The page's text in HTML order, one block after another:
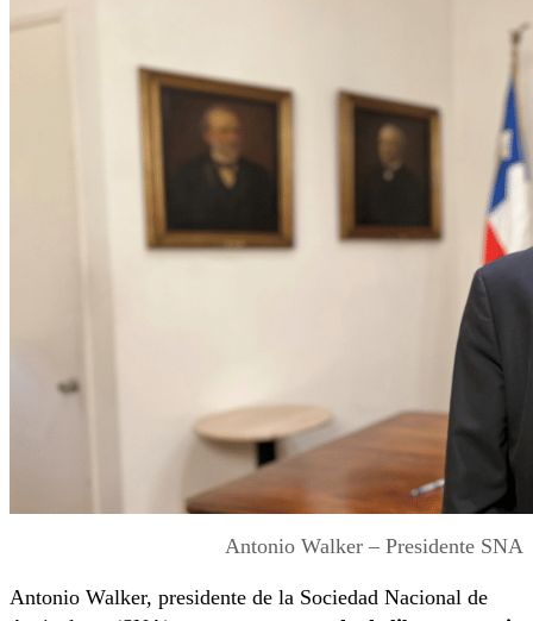
Antonio Walker – Presidente SNA
Antonio Walker, presidente de la Sociedad Nacional de